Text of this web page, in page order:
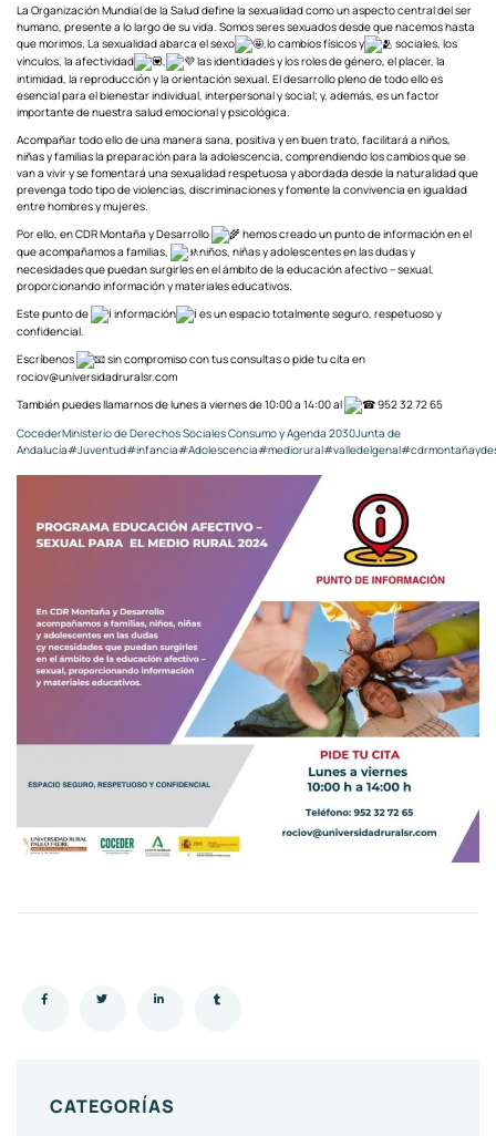
La Organización Mundial de la Salud define la sexualidad como un aspecto central del ser
humano, presente a lo largo de su vida. Somos seres sexuados desde que nacemos hasta
que morimos. La sexualidad abarca el sexo
,lo cambios físicos y
sociales, los
vínculos, la afectividad
las identidades y los roles de género, el placer, la
intimidad, la reproducción y la orientación sexual. El desarrollo pleno de todo ello es
esencial para el bienestar individual, interpersonal y social; y, además, es un factor
importante de nuestra salud emocional y psicológica.
Acompañar todo ello de una manera sana, positiva y en buen trato, facilitará a niños,
niñas y familias la preparación para la adolescencia, comprendiendo los cambios que se
van a vivir y se fomentará una sexualidad respetuosa y abordada desde la naturalidad que
prevenga todo tipo de violencias, discriminaciones y fomente la convivencia en igualdad
entre hombres y mujeres.
Por ello, en CDR Montaña y Desarrollo
hemos creado un punto de información en el
que acompañamos a familias,
niños, niñas y adolescentes en las dudas y
necesidades que puedan surgirles en el ámbito de la educación afectivo – sexual,
proporcionando información y materiales educativos.
Este punto de
información
es un espacio totalmente seguro, respetuoso y
confidencial.
Escríbenos
sin compromiso con tus consultas o pide tu cita en
rociov@universidadruralsr.com
También puedes llamarnos de lunes a viernes de 10:00 a 14:00 al
952 32 72 65
CocederMinisterio de Derechos Sociales Consumo y Agenda 2030Junta de
Andalucía#Juventud#infancia#Adolescencia#mediorural#valledelgenal
CATEGORÍAS